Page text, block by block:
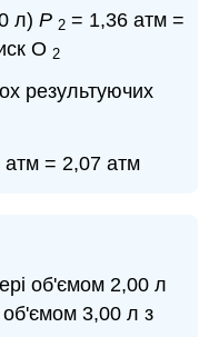
л) Р 2= 1,36 атм =
О 2
результуючих
= 2,07 атм
об'ємом 2,00 л
об'ємом 3,00 л з